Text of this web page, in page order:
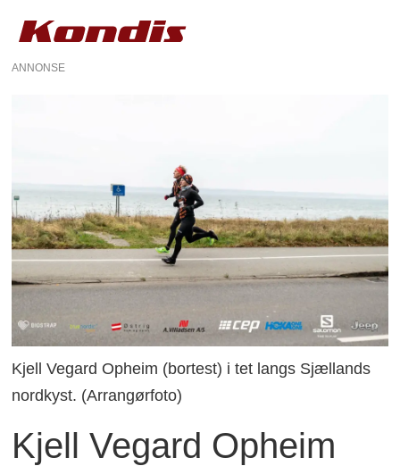
ANNONSE
Kjell Vegard Opheim (bortest) i tet langs Sjællands
nordkyst. (Arrangørfoto)
Kjell Vegard Opheim